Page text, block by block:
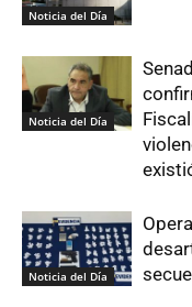
Noticia del Día
Noticia del Día
Noticia del Día